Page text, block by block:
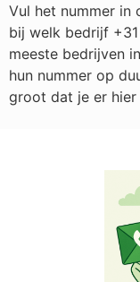
Vul het nummer in
bij welk bedrijf
meeste bedrijven
hun nummer op
groot dat je er